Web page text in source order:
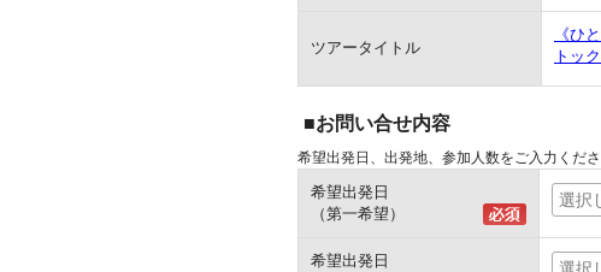
ツアータイトル
《ひ
トッ
■お問い合せ内容
希望出発日、出発地、参加人数をご入力くだ
希望出発日
（第一希望）
希望出発日